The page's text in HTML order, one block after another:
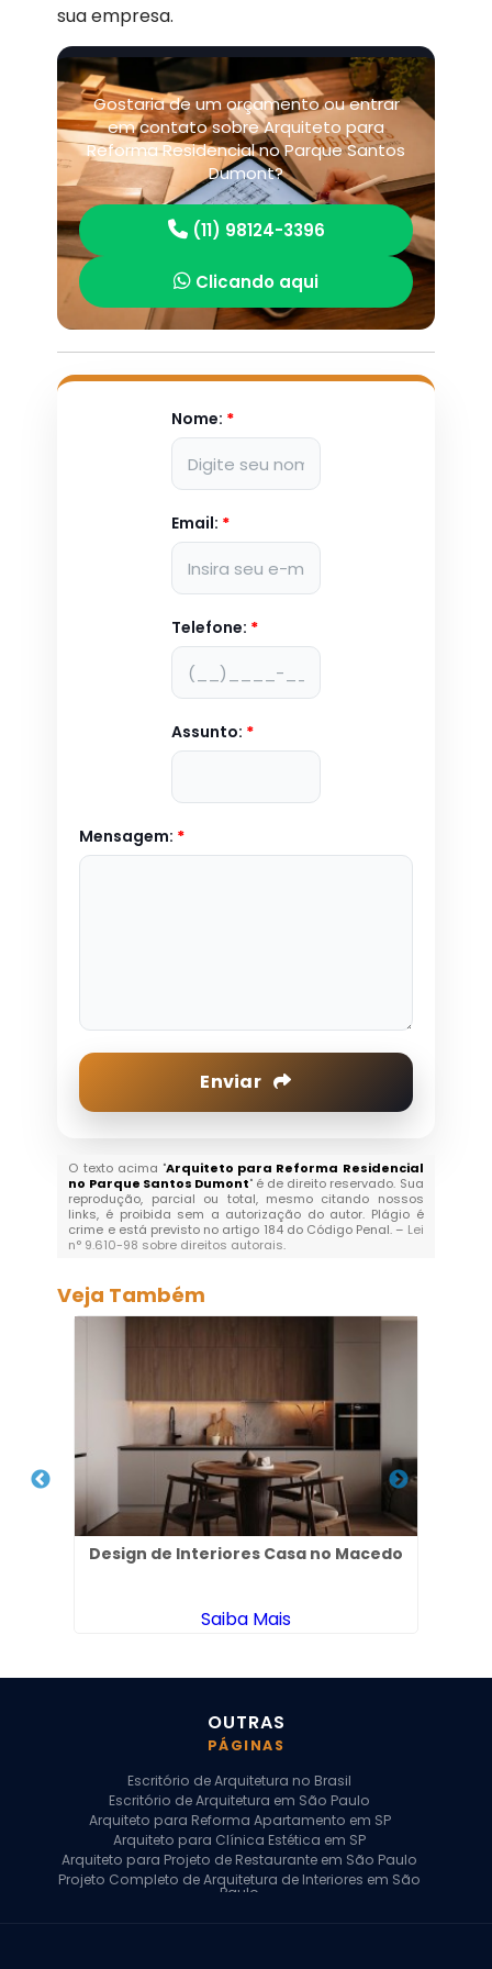
sua empresa.
Gostaria de um orçamento ou entrar
em contato sobre Arquiteto para
Reforma Residencial no Parque Santos
Dumont?
(11) 98124-3396
Clicando aqui
Nome: *
Email: *
Telefone: *
Assunto: *
Mensagem: *
Enviar
O texto acima "Arquiteto para Reforma Residencial
no Parque Santos Dumont" é de direito reservado. Sua
reprodução, parcial ou total, mesmo citando nossos
links, é proibida sem a autorização do autor. Plágio é
crime e está previsto no artigo 184 do Código Penal. – Lei
n° 9.610-98 sobre direitos autorais.
Veja Também
Design de Interiores Casa no Macedo
Saiba Mais
OUTRAS
PÁGINAS
Escritório de Arquitetura no Brasil
Escritório de Arquitetura em São Paulo
Arquiteto para Reforma Apartamento em SP
Arquiteto para Clínica Estética em SP
Arquiteto para Projeto de Restaurante em São Paulo
Projeto Completo de Arquitetura de Interiores em São
Paulo